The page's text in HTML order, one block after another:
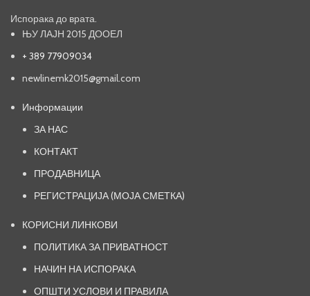
Испорака до врата.
ЊУ ЛАЈН 2015 ДООЕЛ
+ 389 77909034
newlinemk2015@gmail.com
Информации
ЗА НАС
КОНТАКТ
ПРОДАВНИЦА
РЕГИСТРАЦИЈА (МОЈА СМЕТКА)
КОРИСНИ ЛИНКОВИ
ПОЛИТИКА ЗА ПРИВАТНОСТ
НАЧИН НА ИСПОРАКА
ОПШТИ УСЛОВИ И ПРАВИЛА